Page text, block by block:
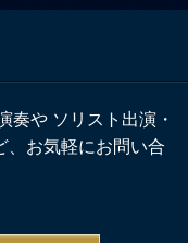
奏や ソリスト出演・
、お気軽にお問い合